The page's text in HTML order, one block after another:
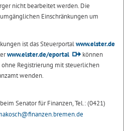
nicht bearbeitet werden. Die
Einschränkungen um
ist das Steuerportalwww.elster.de
www.elster.de/eportal
können
Registrierung mit steuerlichen
wenden.
Senator für Finanzen, Tel.: (0421)